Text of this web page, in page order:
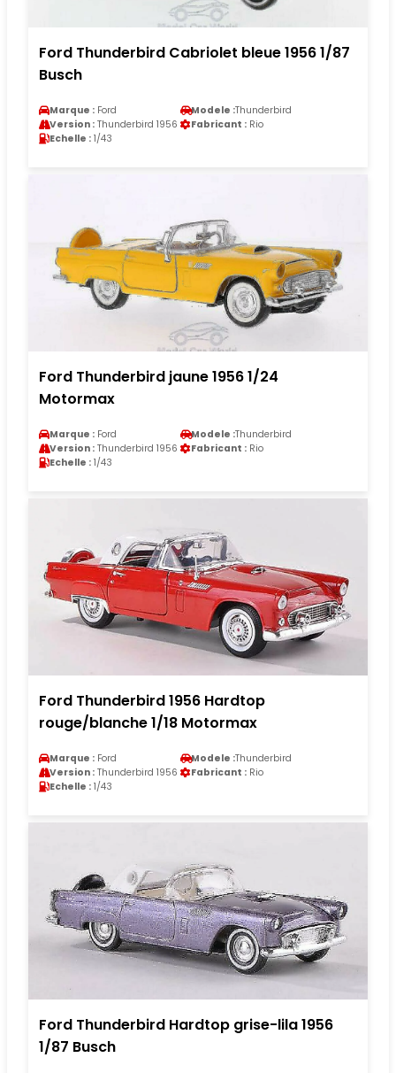
Ford Thunderbird Cabriolet bleue 1956 1/87
Busch
Marque : Ford Modele :Thunderbird
Version : Thunderbird 1956 Fabricant : Rio
Echelle : 1/43
Ford Thunderbird jaune 1956 1/24
Motormax
Marque : Ford Modele :Thunderbird
Version : Thunderbird 1956 Fabricant : Rio
Echelle : 1/43
Ford Thunderbird 1956 Hardtop
rouge/blanche 1/18 Motormax
Marque : Ford Modele :Thunderbird
Version : Thunderbird 1956 Fabricant : Rio
Echelle : 1/43
Ford Thunderbird Hardtop grise-lila 1956
1/87 Busch